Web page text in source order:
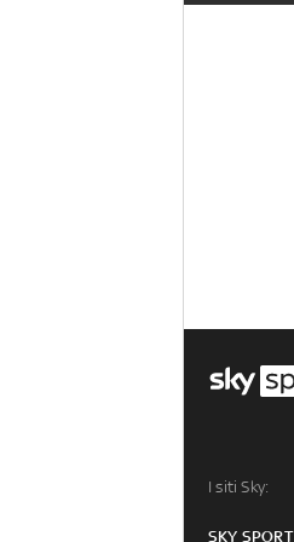
I siti Sky:
SKY SPORT